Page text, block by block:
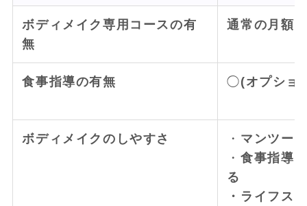
ボディメイク専用コースの有
無
通常の月額
食事指導の有無 ◯(オプショ
ボディメイクのしやすさ ・ マンツー
・ 食事指導
る
・ライフス